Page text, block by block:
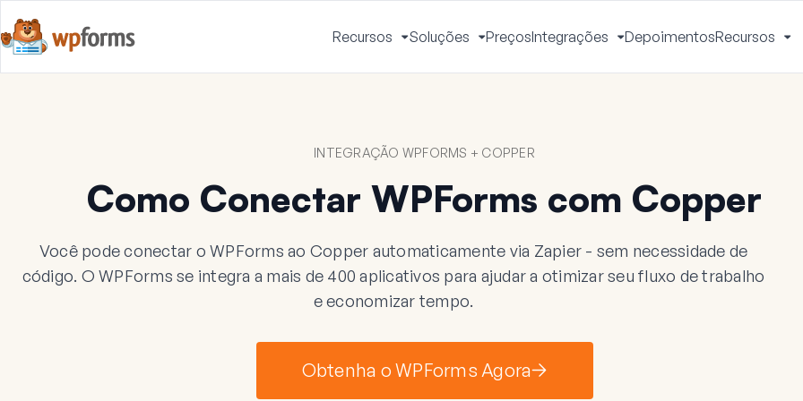
Recursos
Alternar
Menu
Soluções
Alternar
Menu
PreçosIntegrações
Alternar
Menu
DepoimentosRecursos
INTEGRAÇÃO WPFORMS + COPPER
Como Conectar WPForms com Copper
Você pode conectar o WPForms ao Copper automaticamente via Zapier - sem necessidade de
código. O WPForms se integra a mais de 400 aplicativos para ajudar a otimizar seu fluxo de trabalho
e economizar tempo.
Obtenha o WPForms Agora